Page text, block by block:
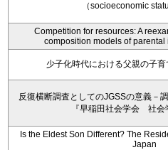
（socioeconomic
Competition for resources: A
composition models of parental
少子化時代における父親の子
反復横断調査としてのJGSSの意義－
『早稲田社会学会 社会
Is the Eldest Son Different? The
Japan